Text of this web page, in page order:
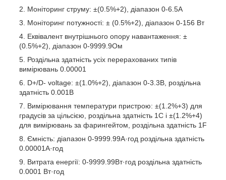
Моніторинг струму: ±(0.5%+2), діапазон 0-6.5А
Моніторинг потужності: ± (0.5%+2), діапазон 0-156 Вт
Еквівалент внутрішнього опору навантаження: ±
(0.5%+2), діапазон 0-9999.9Ом
Роздільна здатність усіх перерахованих типів
вимірювань 0.00001
D+/D- voltage: ±(1.0%+2), діапазон 0-3.3В, роздільна
здатність 0.001В
Вимірювання температури пристрою: ±(1.2%+3) для
градусів за цільсією, роздільна здатність 1C і ±(1.2%+4)
для вимірювань за фарингейтом, роздільна здатність 1F
Ємність: діапазон 0-9999.99А·год роздільна здатність
0.00001А·год
Витрата енергії: 0-9999.99Вт·год роздільна здатність
0.0001 Вт·год